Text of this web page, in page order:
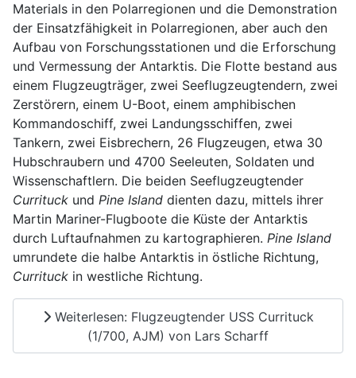
Materials in den Polarregionen und die Demonstration
der Einsatzfähigkeit in Polarregionen, aber auch den
Aufbau von Forschungsstationen und die Erforschung
und Vermessung der Antarktis. Die Flotte bestand aus
einem Flugzeugträger, zwei Seeflugzeugtendern, zwei
Zerstörern, einem U-Boot, einem amphibischen
Kommandoschiff, zwei Landungsschiffen, zwei
Tankern, zwei Eisbrechern, 26 Flugzeugen, etwa 30
Hubschraubern und 4700 Seeleuten, Soldaten und
Wissenschaftlern. Die beiden Seeflugzeugtender
Currituck und Pine Island dienten dazu, mittels ihrer
Martin Mariner-Flugboote die Küste der Antarktis
durch Luftaufnahmen zu kartographieren. Pine Island
umrundete die halbe Antarktis in östliche Richtung,
Currituck in westliche Richtung.
Weiterlesen: Flugzeugtender USS Currituck
(1/700, AJM) von Lars Scharff